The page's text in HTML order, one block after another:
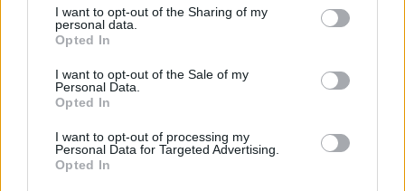
not limited to your visit or usage behaviour. You may click to
grant or deny consent to Google and its third-party tags to
use your data for below specified purposes in below Google
consent section.
I want to opt-out of the Sharing of my
personal data.
Opted In
I want to opt-out of the Sale of my
Personal Data.
Opted In
I want to opt-out of processing my
Personal Data for Targeted Advertising.
Opted In